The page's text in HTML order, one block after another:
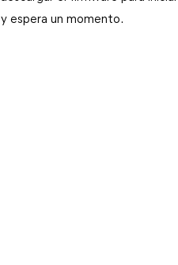
y espera un momento.